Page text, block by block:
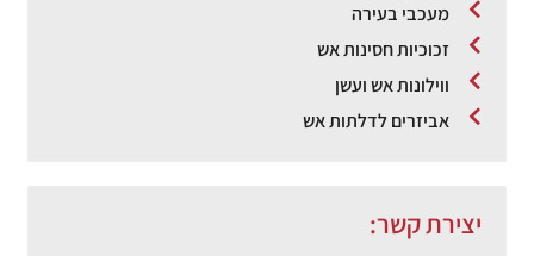
מעכבי בעירה
זכוכיות חסינות אש
ווילונות אש ועשן
אביזרים לדלתות אש
יצירת קשר: